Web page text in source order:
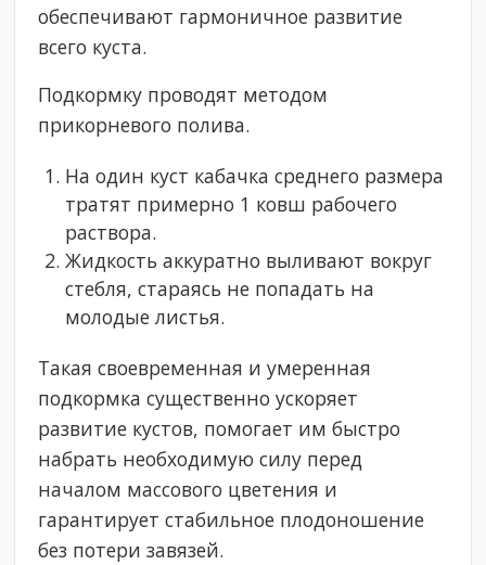
обеспечивают гармоничное развитие
всего куста.
Подкормку проводят методом
прикорневого полива.
На один куст кабачка среднего размера
тратят примерно 1 ковш рабочего
раствора.
Жидкость аккуратно выливают вокруг
стебля, стараясь не попадать на
молодые листья.
Такая своевременная и умеренная
подкормка существенно ускоряет
развитие кустов, помогает им быстро
набрать необходимую силу перед
началом массового цветения и
гарантирует стабильное плодоношение
без потери завязей.